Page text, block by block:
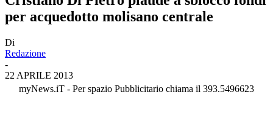
per acquedotto molisano centrale
Di
Redazione
-
22 APRILE 2013
myNews.iT - Per spazio Pubblicitario chiama il 393.5496623